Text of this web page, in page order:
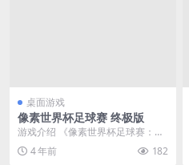
桌面游戏
像素世界杯足球赛 终极版
游戏介绍 《像素世界杯足球赛：终
极版》是一款休闲复古风格的足球
游戏，是对上一版的...
4 年前 182